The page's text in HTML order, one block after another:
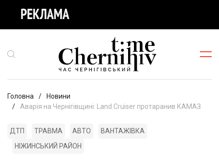
Головна
Новини
Аварія на Чернігівщині: Land Cruiser протаранив КАМАЗ
ДТП ТРАВМА АВТО
ВАНТАЖІВКА
НІЖИНСЬКИЙ РАЙОН